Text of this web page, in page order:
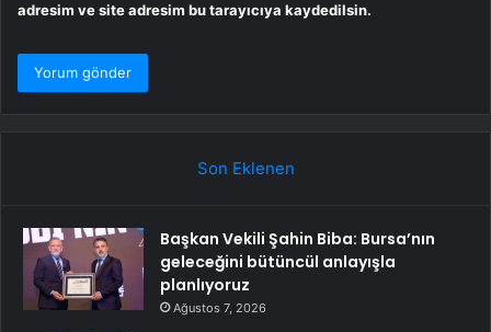
adresim ve site adresim bu tarayıcıya kaydedilsin.
Son Eklenen
Başkan Vekili Şahin Biba: Bursa’nın
geleceğini bütüncül anlayışla
planlıyoruz
Ağustos 7, 2026